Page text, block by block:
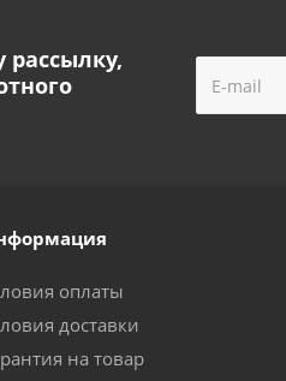
оплаты
доставки
на товар